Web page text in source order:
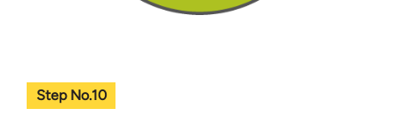
Step No.10